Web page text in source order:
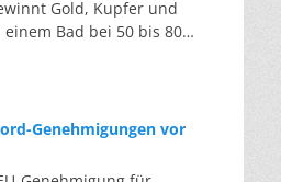
Gold, Kupfer und
Bad bei 50 bis 80
und nur im
möglich. Das Londoner
Genehmigungen vor